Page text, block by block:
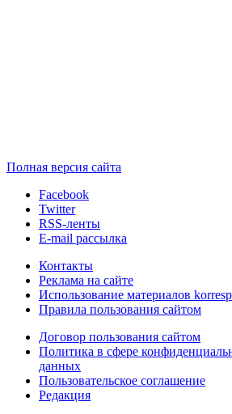
Полная версия сайта
Facebook
Twitter
RSS-ленты
E-mail рассылка
Контакты
Реклама на сайте
Использование материалов
Правила пользования сайтом
Договор пользования сайтом
Политика в сфере
данных
Пользовательское соглашение
Редакция